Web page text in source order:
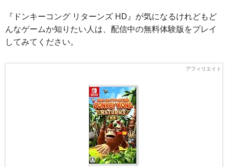
『ドンキーコング リターンズ HD』が気になるけれどもど
んなゲームか知りたい人は、配信中の無料体験版をプレイ
してみてください。